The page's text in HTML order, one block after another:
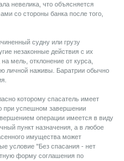
невелика, что объясняется
со стороны банка после того,
судну или грузу
незаконные действия с их
мель, отклонение от курса,
личной наживы. Баратрии обычно
которому спасатель имеет
при успешном завершении
операции имеется в виду
пункт назначения, а в любое
имущества может
условие "Без спасания - нет
форму соглашения по